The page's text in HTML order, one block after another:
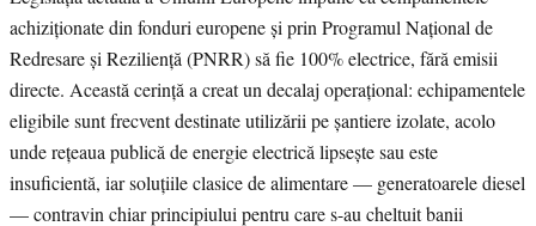
achiziționate din fonduri europene și prin Programul Național de
Redresare și Reziliență (PNRR) să fie 100% electrice, fără emisii
directe. Această cerință a creat un decalaj operațional: echipamentele
eligibile sunt frecvent destinate utilizării pe șantiere izolate, acolo
unde rețeaua publică de energie electrică lipsește sau este
insuficientă, iar soluțiile clasice de alimentare — generatoarele diesel
— contravin chiar principiului pentru care s-au cheltuit banii